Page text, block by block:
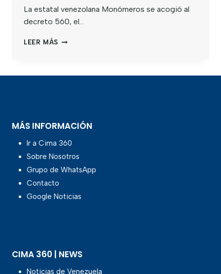
La estatal venezolana Monómeros se acogió al
decreto 560, el…
LEER MÁS
MÁS INFORMACIÓN
Ir a Cima 360
Sobre Nosotros
Grupo de WhatsApp
Contacto
Google Noticias
CIMA 360 | NEWS
Noticias de Venezuela